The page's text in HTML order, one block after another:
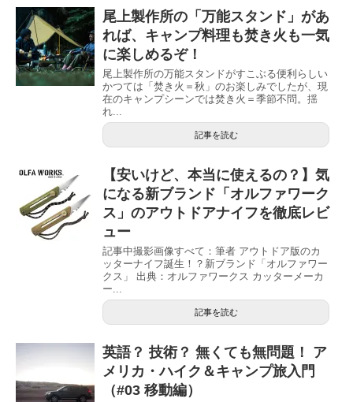
尾上製作所の「万能スタンド」があ
れば、キャンプ料理も焚き火も一気
に楽しめるぞ！
尾上製作所の万能スタンドがすこぶる便利らしい
かつては「焚き火＝秋」のお楽しみでしたが、現
在のキャンプシーンでは焚き火＝季節不問。揺
れ...
記事を読む
【安いけど、本当に使えるの？】気
になる新ブランド「オルファワーク
ス」のアウトドアナイフを徹底レビ
ュー
記事中撮影画像すべて：筆者 アウトドア版のカ
ッターナイフ誕生！？新ブランド「オルファワー
クス」 出典：オルファワークス カッターメーカ
ー...
記事を読む
英語？ 技術？ 無くても無問題！ ア
メリカ・ハイク＆キャンプ旅入門
（#03 移動編）